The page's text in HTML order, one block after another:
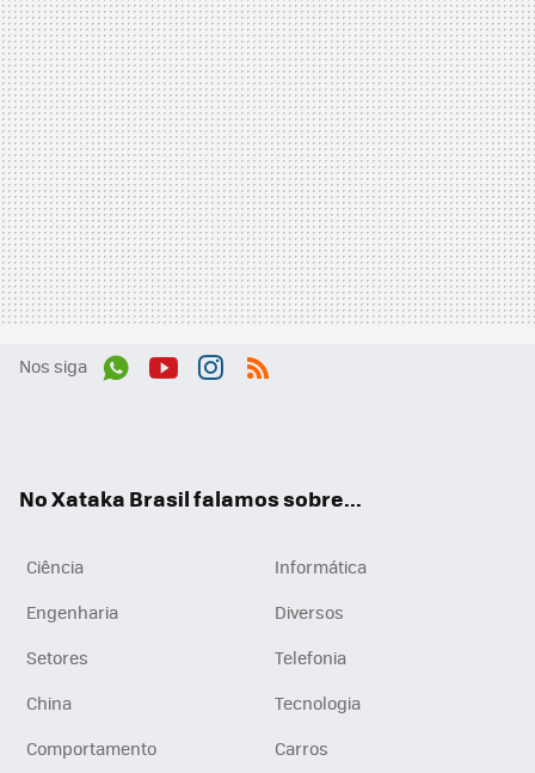
Nos siga
No Xataka Brasil falamos sobre...
Ciência
Informática
Engenharia
Diversos
Setores
Telefonia
China
Tecnologia
Comportamento
Carros